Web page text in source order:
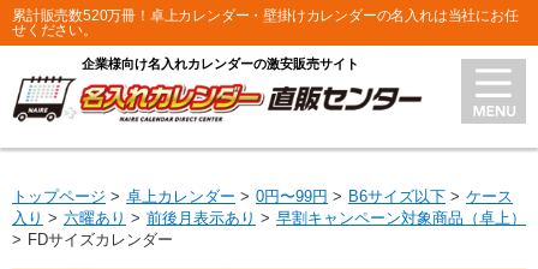
累計販売数520万冊！卓上カレンダー・壁掛けカレンダーの名入れは当社にお任
せください。
企業様向け名入れカレンダーの激安販売サイト
トップページ 卓上カレンダー 0円〜99円 B6サイズ以下
ケース
入り
六曜あり 前後月表示あり
早割キャンペーン対象商品（卓上）
FDサイズカレンダー